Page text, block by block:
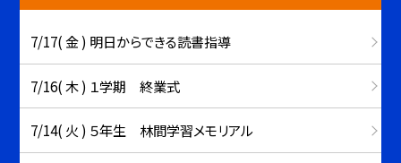
7/17( 金 ) 明日からできる読書指導
7/16( 木 ) １学期 終業式
7/14( 火 ) ５年生 林間学習メモリアル